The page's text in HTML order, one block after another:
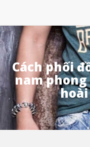
Cách phối
nam